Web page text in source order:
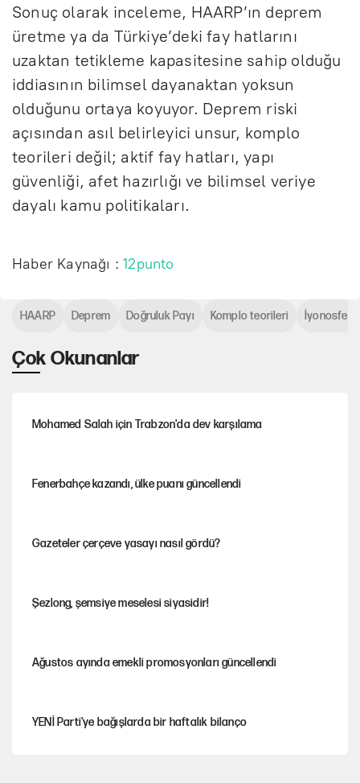
Sonuç olarak inceleme, HAARP’ın deprem
üretme ya da Türkiye’deki fay hatlarını
uzaktan tetikleme kapasitesine sahip olduğu
iddiasının bilimsel dayanaktan yoksun
olduğunu ortaya koyuyor. Deprem riski
açısından asıl belirleyici unsur, komplo
teorileri değil; aktif fay hatları, yapı
güvenliği, afet hazırlığı ve bilimsel veriye
dayalı kamu politikaları.
Haber Kaynağı :12punto
Çok Okunanlar
Mohamed Salah için Trabzon'da dev karşılama
Fenerbahçe kazandı, ülke puanı güncellendi
Gazeteler çerçeve yasayı nasıl gördü?
Şezlong, şemsiye meselesi siyasidir!
Ağustos ayında emekli promosyonları güncellendi
YENİ Parti'ye bağışlarda bir haftalık bilanço
HAARP Deprem Doğruluk Payı Komplo teorileri İyonosfer